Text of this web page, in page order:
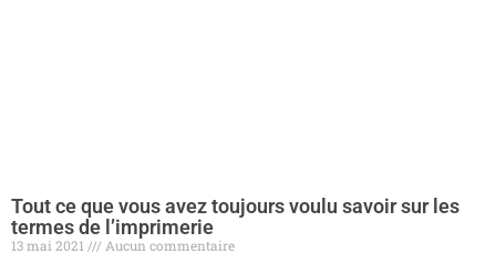
Tout ce que vous avez toujours voulu savoir sur les
termes de l’imprimerie
13 mai 2021
Aucun commentaire